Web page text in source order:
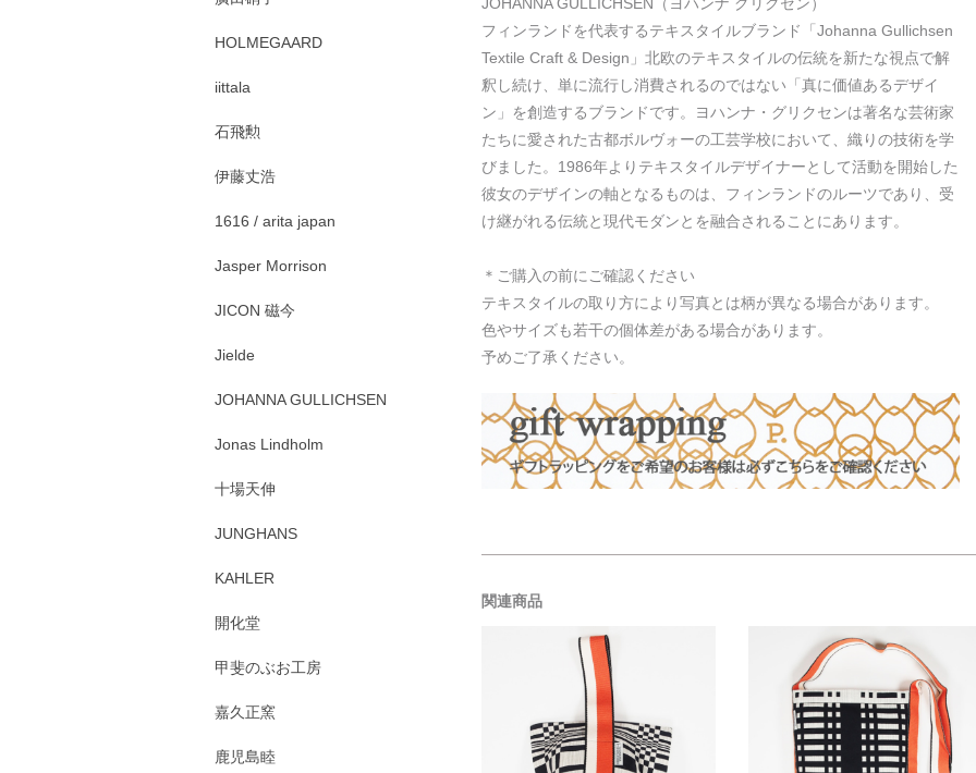
フィンランドを代表するテキスタイルブランド「Johanna Gullichsen
Textile Craft & Design」北欧のテキスタイルの伝統を新たな視点で解
釈し続け、単に流行し消費されるのではない「真に価値あるデザイ
ン」を創造するブランドです。ヨハンナ・グリクセンは著名な芸術家
たちに愛された古都ボルヴォーの工芸学校において、織りの技術を学
びました。1986年よりテキスタイルデザイナーとして活動を開始した
彼女のデザインの軸となるものは、フィンランドのルーツであり、受
け継がれる伝統と現代モダンとを融合されることにあります。
＊ご購入の前にご確認ください
テキスタイルの取り方により写真とは柄が異なる場合があります。
色やサイズも若干の個体差がある場合があります。
予めご了承ください。
関連商品
HOLMEGAARD
iittala
石飛勲
伊藤丈浩
1616 / arita japan
Jasper Morrison
JICON 磁今
Jielde
JOHANNA GULLICHSEN
Jonas Lindholm
十場天伸
JUNGHANS
KAHLER
開化堂
甲斐のぶお工房
嘉久正窯
鹿児島睦